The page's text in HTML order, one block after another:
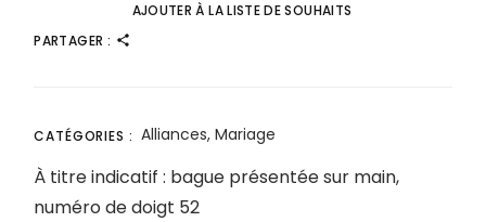
AJOUTER À LA LISTE DE SOUHAITS
PARTAGER :
CATÉGORIES : Alliances,Mariage
À titre indicatif : bague présentée sur main,
numéro de doigt 52